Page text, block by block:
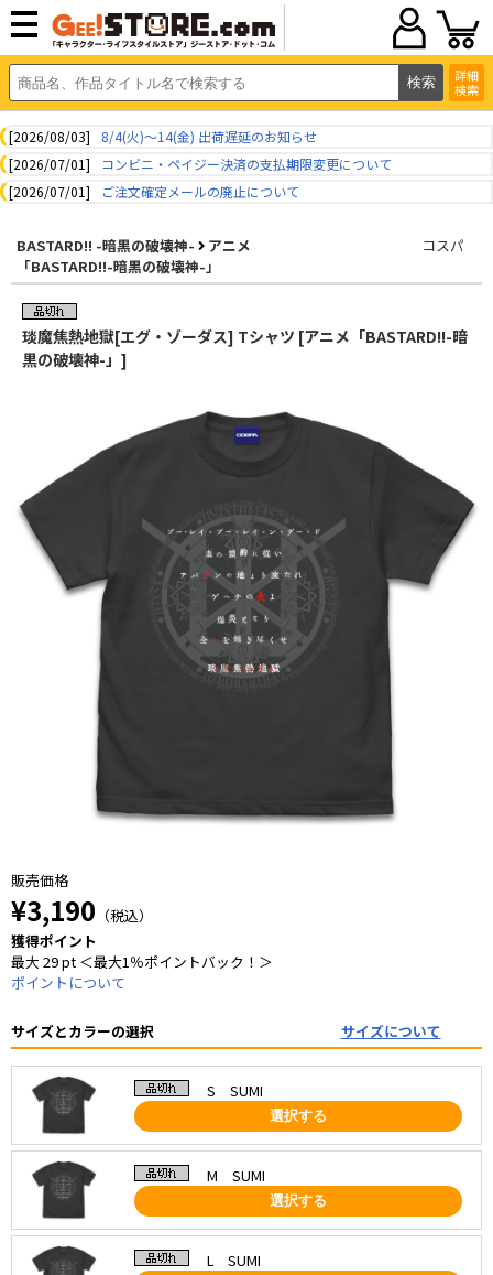
詳細
検索
[2026/08/03]
8/4(火)～14(金) 出荷遅延のお知らせ
[2026/07/01]
コンビニ・ペイジー決済の支払期限変更について
[2026/07/01]
ご注文確定メールの廃止について
BASTARD!! -暗黒の破壊神-
アニメ
「BASTARD!!-暗黒の破壊神-」
コスパ
琰魔焦熱地獄[エグ・ゾーダス] Tシャツ [アニメ「BASTARD!!-暗
黒の破壊神-」]
販売価格
¥3,190 （税込）
獲得ポイント
最大 29 pt ＜最大1％ポイントバック！＞
ポイントについて
サイズとカラーの選択 サイズについて
S SUMI
選択する
M SUMI
選択する
L SUMI